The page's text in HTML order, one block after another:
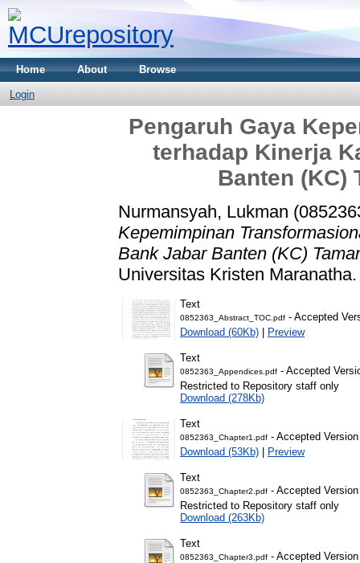
Home About Browse
Login
Pengaruh Gaya
terhadap Kinerja
Banten (KC)
Nurmansyah, Lukman
Kepemimpinan
Bank Jabar Banten (KC)
Universitas Kristen Maranatha.
Text
0852363_Abstract_TOC.pdf - Accepted
Download (60Kb) | Preview
Text
0852363_Appendices.pdf - Accepted
Restricted to Repository staff only
Download (278Kb)
Text
0852363_Chapter1.pdf - Accepted Version
Download (53Kb) | Preview
Text
0852363_Chapter2.pdf - Accepted Version
Restricted to Repository staff only
Download (263Kb)
Text
0852363_Chapter3.pdf - Accepted Version